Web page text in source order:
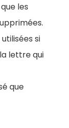
les
si
lettre qui
que